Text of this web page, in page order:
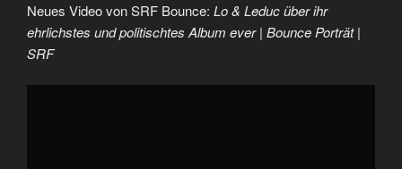
Neues Video von SRF Bounce: Lo & Leduc über ihr
ehrlichstes und politischtes Album ever | Bounce Porträt |
SRF
„Lo